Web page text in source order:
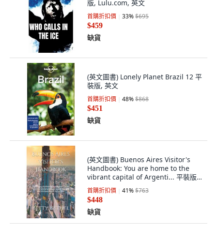
首購折扣價 33% $695
$459
缺貨
(英文圖書) Lonely Planet Brazil 12 平
裝版, 英文
首購折扣價 48% $868
$451
缺貨
(英文圖書) Buenos Aires Visitor's
Handbook: You are home to the
vibrant capital of Argenti... 平裝版,
Independently Published, 英文
首購折扣價 41% $763
$448
缺貨